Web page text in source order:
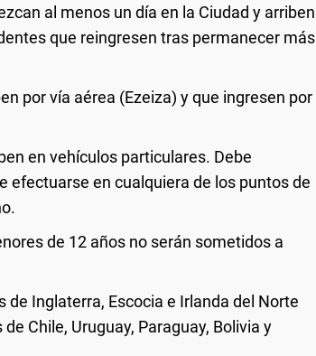
al menos un día en la Ciudad y arriben
que reingresen tras permanecer más
por vía aérea (Ezeiza) y que ingresen por
en vehículos particulares. Debe
efectuarse en cualquiera de los puntos de
de 12 años no serán sometidos a
Inglaterra, Escocia e Irlanda del Norte
Chile, Uruguay, Paraguay, Bolivia y